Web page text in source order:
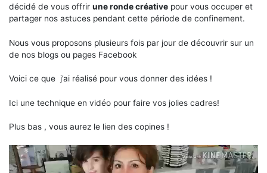
décidé de vous offrir unerondecréative pour vous occuper et
partager nos astuces pendant cette période de confinement.
Nous vous proposons plusieurs fois par jour de découvrir sur un
de nos blogs ou pages Facebook
Voici ce que j’ai réalisé pour vous donner des idées !
Ici une technique en vidéo pour faire vos jolies cadres!
Plus bas , vous aurez le lien des copines !
Lecteur
vidéo